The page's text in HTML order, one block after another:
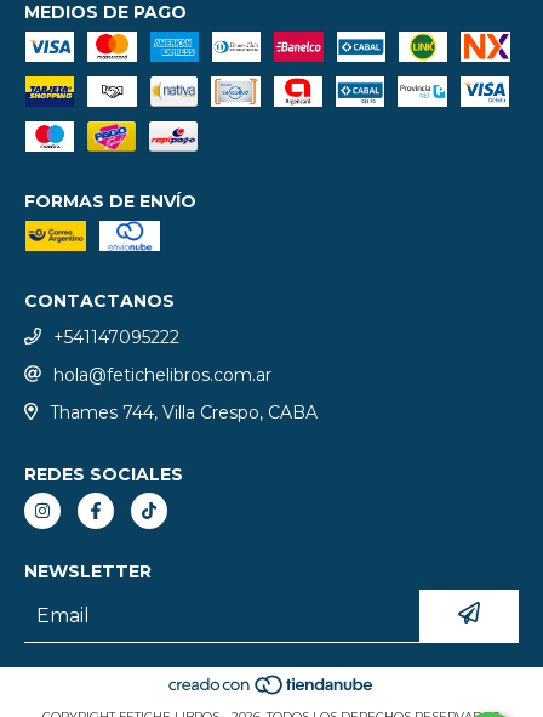
MEDIOS DE PAGO
FORMAS DE ENVÍO
CONTACTANOS
+541147095222
hola@fetichelibros.com.ar
Thames 744, Villa Crespo, CABA
REDES SOCIALES
NEWSLETTER